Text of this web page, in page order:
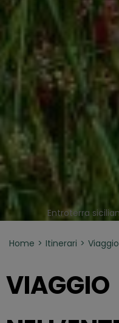
Entroterra
Home Itinerari
VIAGGIO